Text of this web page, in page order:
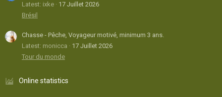
Latest: ixke
17 Juillet 2026
Brésil
Chasse - Pêche, Voyageur motivé, minimum 3 ans.
Latest: monicca
17 Juillet 2026
Tour du monde
Online statistics